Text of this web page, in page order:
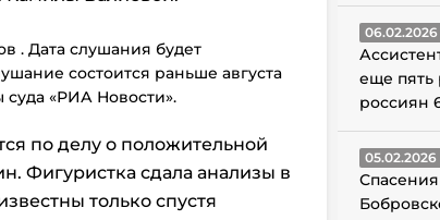
. Дата слушания будет
состоится раньше августа
суда «РИА Новости».
по делу о положительной
Фигуристка сдала анализы в
только спустя
06.02.2026
еще пять
россиян
05.02.2026